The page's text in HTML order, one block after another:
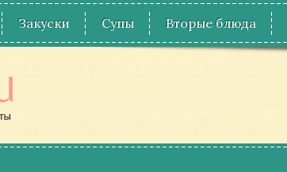
Закуски Супы Вторые блюда